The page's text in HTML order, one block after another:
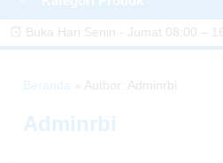
Buka Hari Senin - Jumat 08:00 –
Pustaka, dapatkan layanan desain cover
📢 PROMO SPESIAL! Cetak buku di RBI
Beranda » Author: Adminrbi
Adminrbi